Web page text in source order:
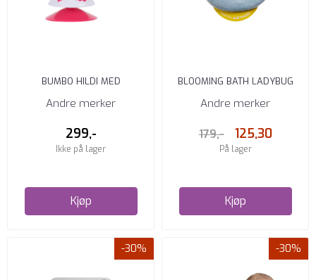
BUMBO HILDI MED
SUGEPROPP FÖR PLAY TRAY
Andre merker
299,-
Ikke på lager
Kjøp
BLOOMING BATH LADYBUG
VASKEKLUT
Andre merker
179,- 125,30
På lager
Kjøp
-30% -30%